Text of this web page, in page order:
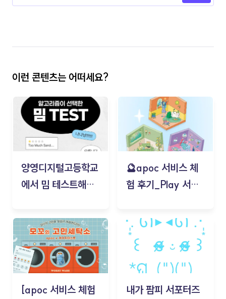
이런 콘텐츠는 어떠세요?
양영디지털고등학교
에서 밈 테스트해보
🔮apoc 서비스 체
험 후기_Play 서비
김태현
[apoc 서비스 체험
내가 팜피 서포터즈